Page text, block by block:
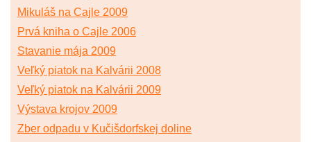
Mikuláš na Cajle 2009
Prvá kniha o Cajle 2006
Stavanie mája 2009
Veľký piatok na Kalvárii 2008
Veľký piatok na Kalvárii 2009
Výstava krojov 2009
Zber odpadu v Kučišdorfskej doline